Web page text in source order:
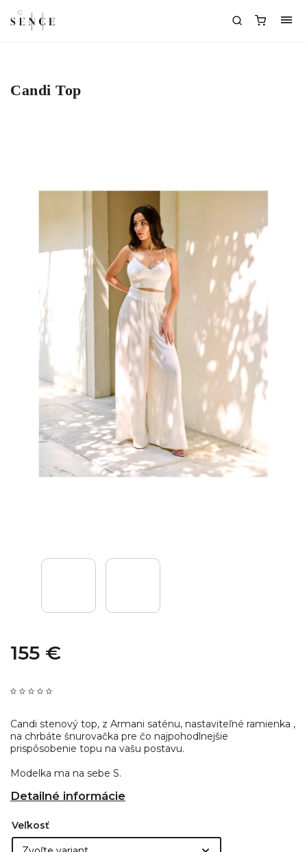
Candi Top
155 €
Candi stenový top, z Armani saténu, nastaviteľné ramienka ,
na chrbáte šnurovačka pre čo najpohodlnejšie
prispôsobenie topu na vašu postavu.
Modelka ma na sebe S.
Detailné informácie
Veľkosť